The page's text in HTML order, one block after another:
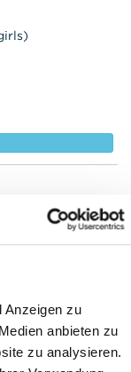
Anzeigen zu
anbieten zu
zu analysieren.